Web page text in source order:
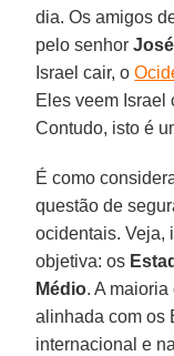
dia. Os amigos
pelo senhor
Israel cair, o
Eles veem Israel
Contudo, isto é
É como
questão de
ocidentais. Veja,
objetiva: os
Médio. A
alinhada com os
internacional e